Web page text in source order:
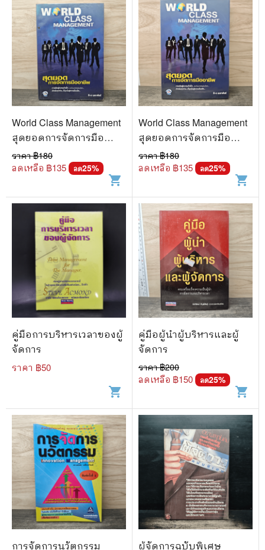
World Class Management
สุดยอดการจัดการมือ
อาชีพ - ศิ-ต เมธาพันธ์
ราคา ฿180
ลดเหลือ ฿135 ลด25%
shopping_cart
World Class Management
สุดยอดการจัดการมือ
อาชีพ - ศิ-ต เมธาพันธ์
ราคา ฿180
ลดเหลือ ฿135 ลด25%
shopping_cart
คู่มือการบริหารเวลาของผู้
จัดการ
ราคา ฿50
shopping_cart
คู่มือผู้นำผู้บริหารและผู้
จัดการ
ราคา ฿200
ลดเหลือ ฿150 ลด25%
shopping_cart
การจัดการนวัตกรรม ผู้จัดการฉบับพิเศษ